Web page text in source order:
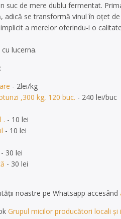
suc de mere dublu fermentat.
adică se transformă vinul în oțet
a merelor oferindu-i o
lucerna.
- 2lei/kg
,300 kg, 120 buc. - 240 lei/buc
. - 10 lei
- 10 lei
- 30 lei
- 30 lei
noastre pe Whatsapp accesând
Grupul micilor producători locali